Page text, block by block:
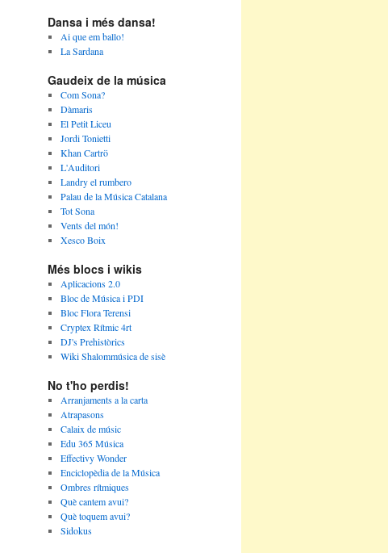
Dansa i més dansa!
Ai que em ballo!
La Sardana
Gaudeix de la música
Com Sona?
Dàmaris
El Petit Liceu
Jordi Tonietti
Khan Cartrö
L'Auditori
Landry el rumbero
Palau de la Música Catalana
Tot Sona
Vents del món!
Xesco Boix
Més blocs i wikis
Aplicacions 2.0
Bloc de Música i PDI
Bloc Flora Terensi
Cryptex Rítmic 4rt
DJ's Prehistòrics
Wiki Shalommúsica de sisè
No t'ho perdis!
Arranjaments a la carta
Atrapasons
Calaix de músic
Edu 365 Música
Effectivy Wonder
Enciclopèdia de la Música
Ombres rítmiques
Què cantem avui?
Què toquem avui?
Sidokus